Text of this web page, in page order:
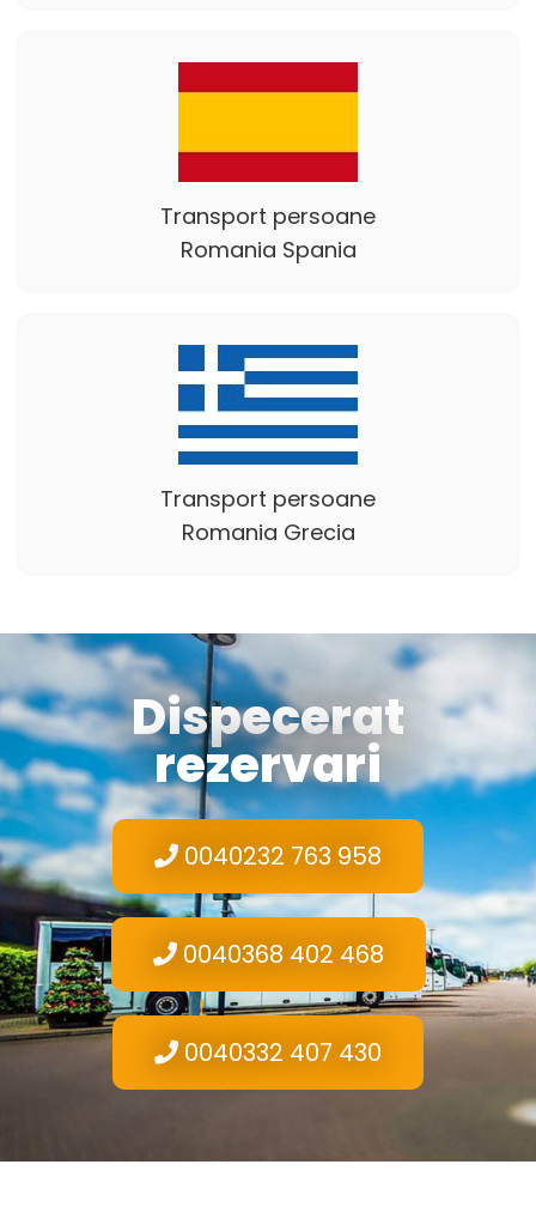
Transport persoane
Romania Spania
Transport persoane
Romania Grecia
Dispecerat
rezervari
0040232 763 958
0040368 402 468
0040332 407 430